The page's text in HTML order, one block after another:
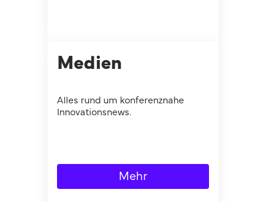
Medien
Alles rund um konferenznahe
Innovationsnews.
Mehr